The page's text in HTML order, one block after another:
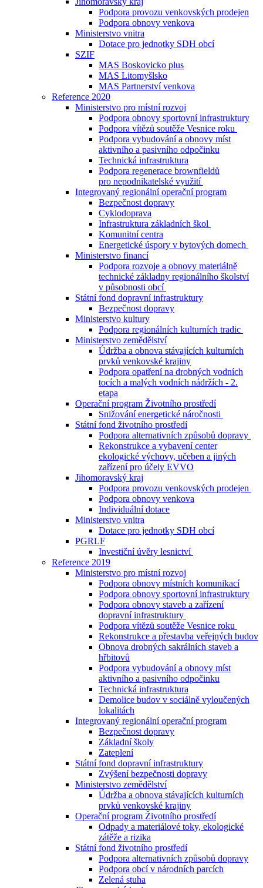
Podpora provozu venkovských prodejen
Podpora obnovy venkova
Ministerstvo vnitra
Dotace pro jednotky SDH obcí
SZIF
MAS Boskovicko plus
MAS Litomyšlsko
MAS Partnerství venkova
Reference 2020
Ministerstvo pro místní rozvoj
Podpora obnovy sportovní infrastruktury
Podpora vítězů soutěže Vesnice roku
Podpora vybudování a obnovy míst
aktivního a pasivního odpočinku
Technická infrastruktura
Podpora regenerace brownfieldů
pro nepodnikatelské využití
Integrovaný regionální operační program
Bezpečnost dopravy
Cyklodoprava
Infrastruktura základních škol
Komunitní centra
Energetické úspory v bytových domech
Ministerstvo financí
Podpora rozvoje a obnovy materiálně
technické základny regionálního školství
v působnosti obcí
Státní fond dopravní infrastruktury
Bezpečnost dopravy
Ministerstvo kultury
Podpora regionálních kulturních tradic
Ministerstvo zemědělství
Údržba a obnova stávajících kulturních
prvků venkovské krajiny
Podpora opatření na drobných vodních
tocích a malých vodních nádržích - 2.
etapa
Operační program Životního prostředí
Snižování energetické náročnosti
Státní fond životního prostředí
Podpora alternativních způsobů dopravy
Rekonstrukce a vybavení center
ekologické výchovy, učeben a jiných
zařízení pro účely EVVO
Jihomoravský kraj
Podpora provozu venkovských prodejen
Podpora obnovy venkova
Individuální dotace
Ministerstvo vnitra
Dotace pro jednotky SDH obcí
PGRLF
Investiční úvěry lesnictví
Reference 2019
Ministerstvo pro místní rozvoj
Podpora obnovy místních komunikací
Podpora obnovy sportovní infrastruktury
Podpora obnovy staveb a zařízení
dopravní infrastruktury
Podpora vítězů soutěže Vesnice roku
Rekonstrukce a přestavba veřejných budov
Obnova drobných sakrálních staveb a
hřbitovů
Podpora vybudování a obnovy míst
aktivního a pasivního odpočinku
Technická infrastruktura
Demolice budov v sociálně vyloučených
lokalitách
Integrovaný regionální operační program
Bezpečnost dopravy
Základní školy
Zateplení
Státní fond dopravní infrastruktury
Zvýšení bezpečnosti dopravy
Ministerstvo zemědělství
Údržba a obnova stávajících kulturních
prvků venkovské krajiny
Operační program Životního prostředí
Odpady a materiálové toky, ekologické
zátěže a rizika
Státní fond životního prostředí
Podpora alternativních způsobů dopravy
Podpora obcí v národních parcích
Zelená stuha